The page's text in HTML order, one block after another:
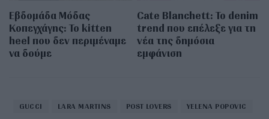
Εβδομάδα Μόδας
Κοπεγχάγης: Το kitten
heel που δεν περιμέναμε
να δούμε
Cate Blanchett: Το denim
trend που επέλεξε για τη
νέα της δημόσια
εμφάνιση
GUCCI LARA MARTINS POST LOVERS YELENA POPOVIC